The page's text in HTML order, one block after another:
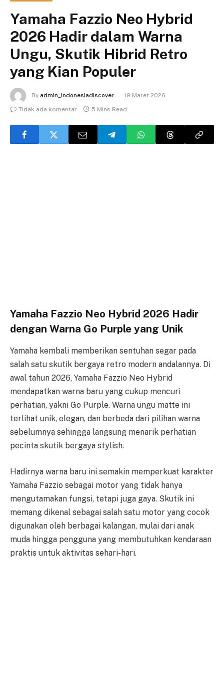
Yamaha Fazzio Neo Hybrid
2026 Hadir dalam Warna
Ungu, Skutik Hibrid Retro
yang Kian Populer
By admin_indonesiadiscover
19 Maret 2026
Tidak ada komentar
5 Mins Read
Yamaha Fazzio Neo Hybrid 2026 Hadir
dengan Warna Go Purple yang Unik
Yamaha kembali memberikan sentuhan segar pada
salah satu skutik bergaya retro modern andalannya. Di
awal tahun 2026, Yamaha Fazzio Neo Hybrid
mendapatkan warna baru yang cukup mencuri
perhatian, yakni Go Purple. Warna ungu matte ini
terlihat unik, elegan, dan berbeda dari pilihan warna
sebelumnya sehingga langsung menarik perhatian
pecinta skutik bergaya stylish.
Hadirnya warna baru ini semakin memperkuat karakter
Yamaha Fazzio sebagai motor yang tidak hanya
mengutamakan fungsi, tetapi juga gaya. Skutik ini
memang dikenal sebagai salah satu motor yang cocok
digunakan oleh berbagai kalangan, mulai dari anak
muda hingga pengguna yang membutuhkan kendaraan
praktis untuk aktivitas sehari-hari.